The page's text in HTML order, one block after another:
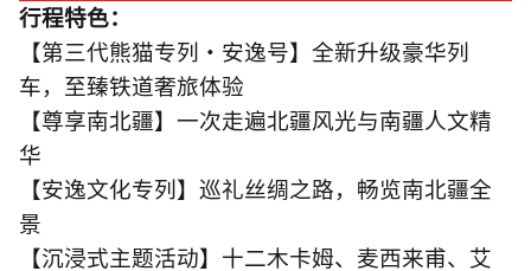
行程特色：
【第三代熊猫专列・安逸号】全新升级豪华列
车，至臻铁道奢旅体验
【尊享南北疆】一次走遍北疆风光与南疆人文精
华
【安逸文化专列】巡礼丝绸之路，畅览南北疆全
景
【沉浸式主题活动】十二木卡姆、麦西来甫、艾